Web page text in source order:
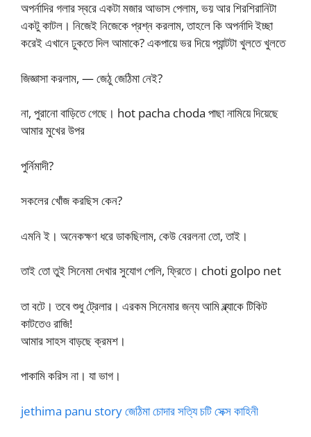
অপর্নাদির গলার স্বরে একটা মজার আভাস পেলাম, ভয় আর শিরশিরানিটা
একটু কাটল। নিজেই নিজেকে প্রশ্ন করলাম, তাহলে কি অপর্নাদি ইচ্ছা
করেই এখানে ঢুকতে দিল আমাকে? একপায়ে ভর দিয়ে প্যান্টটা খুলতে খুলতে
জিজ্ঞাসা করলাম, — জেঠু জেঠিমা নেই?
না, পুরানো বাড়িতে গেছে। hot pacha choda পাছা নামিয়ে দিয়েছে
আমার মুখের উপর
পুর্নিমাদী?
সকলের খোঁজ করছিস কেন?
এমনি ই। অনেকক্ষণ ধরে ডাকছিলাম, কেউ বেরলনা তো, তাই।
তাই তো তুই সিনেমা দেখার সুযোগ পেলি, ফ্রিতে। choti golpo net
তা বটে। তবে শুধু ট্রেলার। এরকম সিনেমার জন্য আমি ব্ল্যাকে টিকিট
কাটতেও রাজি!
আমার সাহস বাড়ছে ক্রমশ।
পাকামি করিস না। যা ভাগ।
jethima panu story জেঠিমা চোদার সত্যি চটি সেক্স কাহিনী